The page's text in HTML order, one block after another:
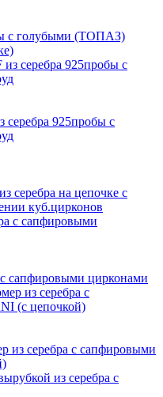
с голубыми (ТОПАЗ)
серебра 925пробы с
серебра на цепочке с
куб.цирконов
сапфировыми цирконами
из серебра с сапфировыми